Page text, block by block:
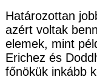
Határozottan
azért voltak
elemek, mint
Erichez és
főnökük inkább